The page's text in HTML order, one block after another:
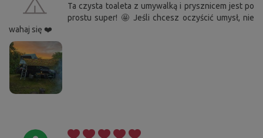
Ta czysta toaleta z umywalką i prysznicem jest po
prostu super! 🤩 Jeśli chcesz oczyścić umysł, nie
wahaj się ❤️